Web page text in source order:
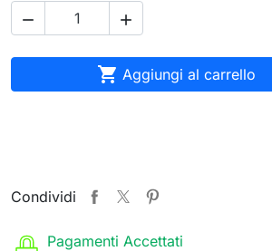
 
 Aggiungi al carrello
Condividi
Pagamenti Accettati